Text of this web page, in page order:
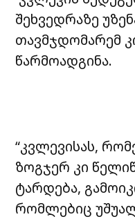
შეხვედრაზე
თავმჯდომარემ
წარმოადგინა.
“კვლევისას,
ზოგჯერ კი
ტარდება,
რომლებიც